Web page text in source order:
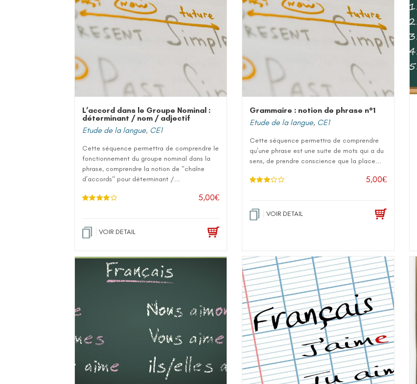
L’accord dans le Groupe Nominal :
déterminant / nom / adjectif
Etude de la langue, CE1
Cette séquence permettra de comprendre le
fonctionnement du groupe nominal dans la
phrase, comprendre la notion de "chaîne
d’accords" pour déterminant /...
5,00€
VOIR DETAIL
Grammaire : notion de phrase n°1
Etude de la langue, CE1
Cette séquence permettra de comprendre
qu’une phrase est une suite de mots qui a du
sens, de prendre conscience que la place...
5,00€
VOIR DETAIL